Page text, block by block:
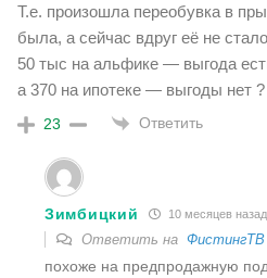
Т.е. произошла переобувка в
была, а сейчас вдруг её не
50 тыс на альфике — выгода
а 370 на ипотеке — выгоды нет ?
23 Ответить
Зимбицкий 10 месяцев назад
Ответить на ФистингТВ
похоже на предпродажную